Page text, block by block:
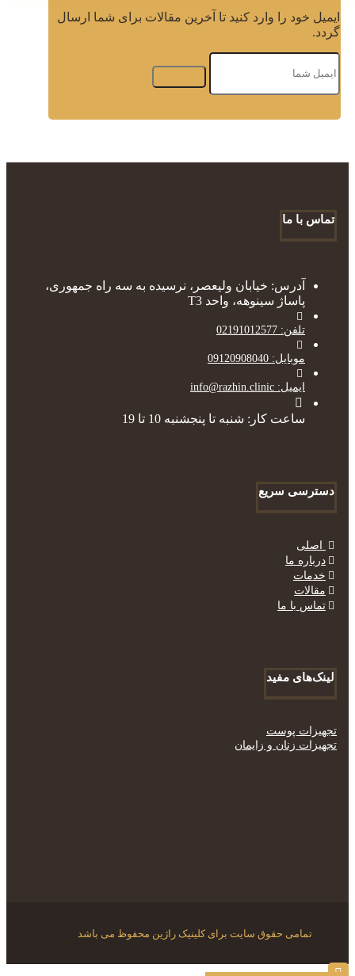
ایمیل خود را وارد کنید تا آخرین مقالات برای شما ارسال
گردد.
تماس با ما
آدرس: خیابان ولیعصر، نرسیده به سه راه جمهوری،
پاساژ سینوهه، واحد T3
تلفن: 02191012577
موبایل: 09120908040
ایمیل: info@razhin.clinic
ساعت کار: شنبه تا پنجشنبه 10 تا 19
دسترسی سریع
اصلی
درباره ما
خدمات
مقالات
تماس با ما
لینک‌های مفید
تجهیزات پوست
تجهیزات زنان و زایمان
تمامی حقوق سایت برای کلینیک راژین محفوظ می باشد